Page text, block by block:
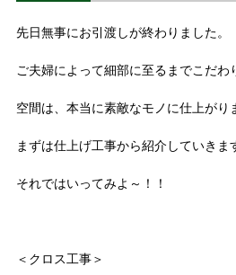
先日無事にお引渡しが終わりました。
ご夫婦によって細部に至るまでこだわ
空間は、本当に素敵なモノに仕上がり
まずは仕上げ工事から紹介していきま
それではいってみよ～！！
＜クロス工事＞